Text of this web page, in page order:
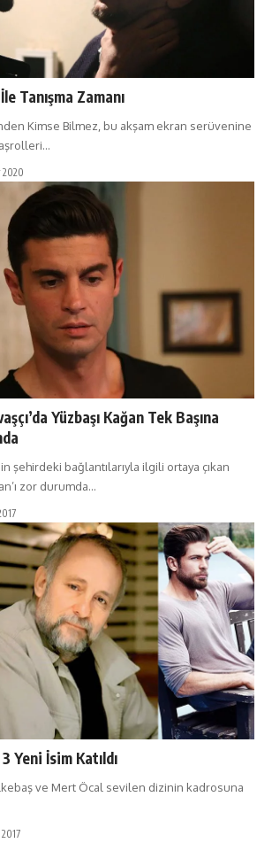
Tanışma Zamanı
Kimse Bilmez, bu akşam ekran serüvenine
2020
Yüzbaşı Kağan Tek Başına
şehirdeki bağlantılarıyla ilgili ortaya çıkan
zor durumda…
Yeni İsim Katıldı
ve Mert Öcal sevilen dizinin kadrosuna